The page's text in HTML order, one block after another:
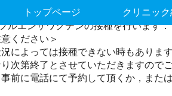
トップページ クリニッ
インフルエンザ予防接
ルエンザワクチンの接種を行います．
ください＞
によっては接種できない時もあります
次第終了とさせていただきますので
前に電話にて予約して頂くか，また